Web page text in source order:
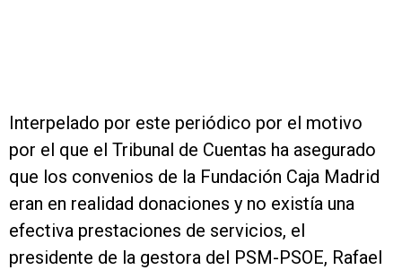
Interpelado por este periódico por el motivo
por el que el Tribunal de Cuentas ha asegurado
que los convenios de la Fundación Caja Madrid
eran en realidad donaciones y no existía una
efectiva prestaciones de servicios, el
presidente de la gestora del PSM-PSOE, Rafael